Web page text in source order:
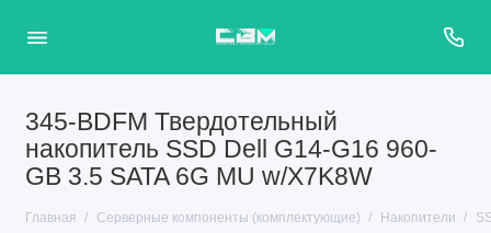
345-BDFM Твердотельный
накопитель SSD Dell G14-G16 960-
GB 3.5 SATA 6G MU w/X7K8W
Главная Серверные компоненты (комплектующие) Накопители